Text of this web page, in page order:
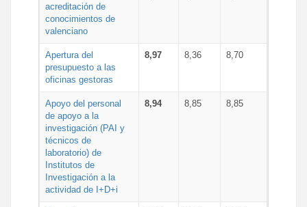
acreditación de
conocimientos de
valenciano
Apertura del
presupuesto a las
oficinas gestoras
8,97 8,36 8,70
Apoyo del personal
de apoyo a la
investigación (PAI y
técnicos de
laboratorio) de
Institutos de
Investigación a la
actividad de I+D+i
8,94 8,85 8,85